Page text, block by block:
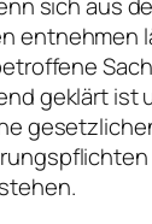
entnehmen
geklärt ist